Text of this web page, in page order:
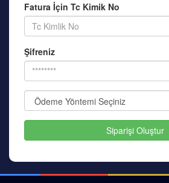
Fatura İçin Tc Kimik No
Şifreniz
Siparişi Oluştur